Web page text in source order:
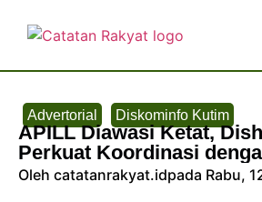
Advertorial Diskominfo Kutim
APILL Diawasi Ketat,
Perkuat Koordinasi
Oleh catatanrakyat.idpada Rabu,